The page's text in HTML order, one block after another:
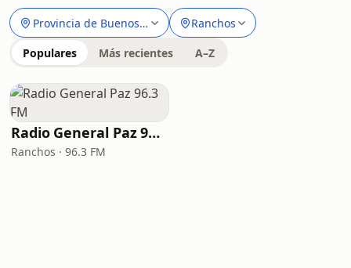
Provincia de Buenos Aires Ranchos
Populares Más recientes A–Z
Radio General Paz 96.3 FM
Ranchos · 96.3 FM